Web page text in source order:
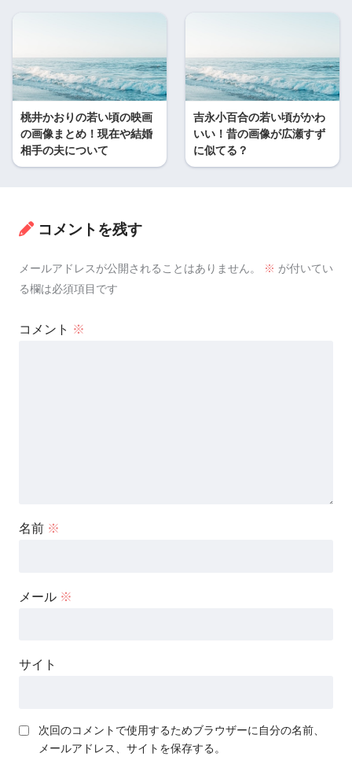
桃井かおりの若い頃の映画
の画像まとめ！現在や結婚
相手の夫について
吉永小百合の若い頃がかわ
いい！昔の画像が広瀬すず
に似てる？
コメントを残す
メールアドレスが公開されることはありません。 ※ が付いてい
る欄は必須項目です
コメント ※
名前 ※
メール ※
サイト
次回のコメントで使用するためブラウザーに自分の名前、
メールアドレス、サイトを保存する。